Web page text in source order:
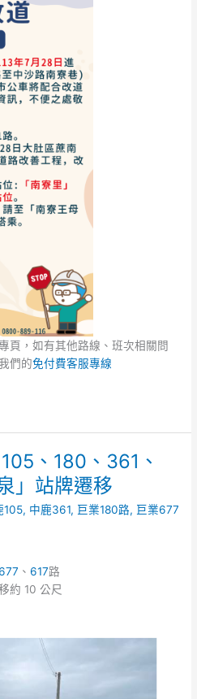
頁，如有其他路線、班次相關問
們的免付費客服專線
、180、361、
」站牌遷移
105, 中鹿361, 巨業180路, 巨業677
、617路
約 10 公尺